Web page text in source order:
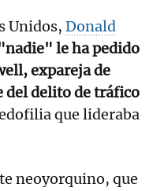
Unidos, Donald
le ha pedido
expareja de
del delito de tráfico
que lideraba
neoyorquino, que